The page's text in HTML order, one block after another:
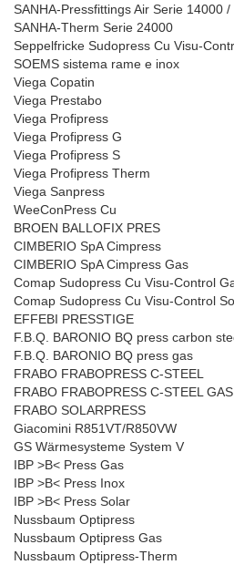
SANHA-Pressfittings Air Serie 14000
SANHA-Therm Serie 24000
Seppelfricke Sudopress Cu Visu-
SOEMS sistema rame e inox
Viega Copatin
Viega Prestabo
Viega Profipress
Viega Profipress G
Viega Profipress S
Viega Profipress Therm
Viega Sanpress
WeeConPress Cu
BROEN BALLOFIX PRES
CIMBERIO SpA Cimpress
CIMBERIO SpA Cimpress Gas
Comap Sudopress Cu Visu-Control
Comap Sudopress Cu Visu-Control
EFFEBI PRESSTIGE
F.B.Q. BARONIO BQ press carbon
F.B.Q. BARONIO BQ press gas
FRABO FRABOPRESS C-STEEL
FRABO FRABOPRESS C-STEEL GAS
FRABO SOLARPRESS
Giacomini R851VT/R850VW
GS Wärmesysteme System V
IBP >B< Press Gas
IBP >B< Press Inox
IBP >B< Press Solar
Nussbaum Optipress
Nussbaum Optipress Gas
Nussbaum Optipress-Therm